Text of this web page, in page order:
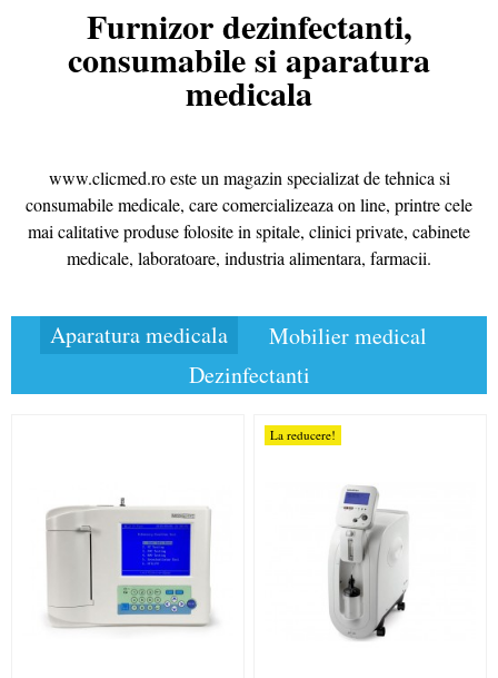
Furnizor dezinfectanti,
consumabile si aparatura
medicala
www.clicmed.ro este un magazin specializat de tehnica si
consumabile medicale, care comercializeaza on line, printre cele
mai calitative produse folosite in spitale, clinici private, cabinete
medicale, laboratoare, industria alimentara, farmacii.
Aparatura medicala
Mobilier medical
Dezinfectanti
La reducere!